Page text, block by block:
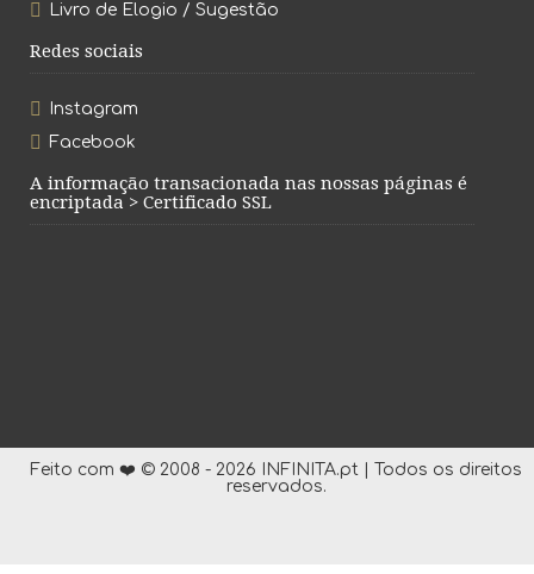
Livro de Elogio / Sugestão
Redes sociais
Instagram
Facebook
A informação transacionada nas nossas páginas é
encriptada > Certificado SSL
Feito com ❤️ © 2008 - 2026 INFINITA.pt | Todos os direitos
reservados.